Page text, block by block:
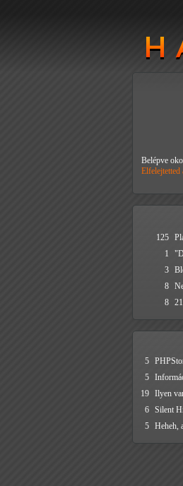
Belépve
Elfelejtetted
125
1
3
8
8
5
5
19 Ilyen
6 Silent
5 Heheh,